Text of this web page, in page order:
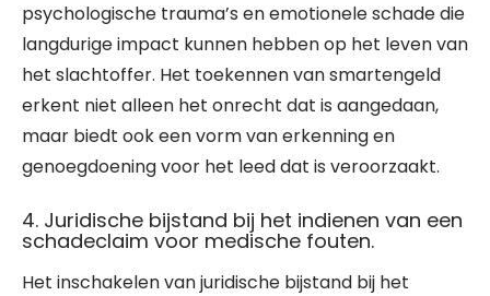
psychologische trauma’s en emotionele schade die
langdurige impact kunnen hebben op het leven van
het slachtoffer. Het toekennen van smartengeld
erkent niet alleen het onrecht dat is aangedaan,
maar biedt ook een vorm van erkenning en
genoegdoening voor het leed dat is veroorzaakt.
4. Juridische bijstand bij het indienen van een
schadeclaim voor medische fouten.
Het inschakelen van juridische bijstand bij het